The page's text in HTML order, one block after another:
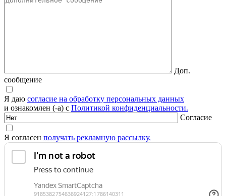
Доп.
сообщение
Я даю согласие на обработку персональных данных
и ознакомлен (-а) с Политикой конфиденциальности.
Согласие
Я согласен получать рекламную рассылку.